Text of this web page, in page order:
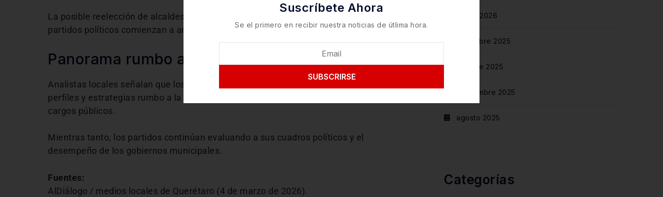
La posible reelección de alcaldes forma parte de las discusiones internas que los
partidos políticos comienzan a analizar conforme se acerca el próximo ciclo electoral.
Panorama rumbo a 2027
Analistas locales señalan que los próximos meses serán clave para definir alianzas,
perfiles y estrategias rumbo a la elección estatal, en la que se renovarán distintos
cargos públicos.
Mientras tanto, los partidos continúan evaluando a sus cuadros políticos y el
desempeño de los gobiernos municipales.
Fuentes:
AlDiálogo / medios locales de Querétaro (4 de marzo de 2026).
enero 2026
diciembre 2025
octubre 2025
septiembre 2025
agosto 2025
Categorías
Suscríbete Ahora
Se el primero en recibir nuestra noticias de útlima hora.
SUBSCRIRSE